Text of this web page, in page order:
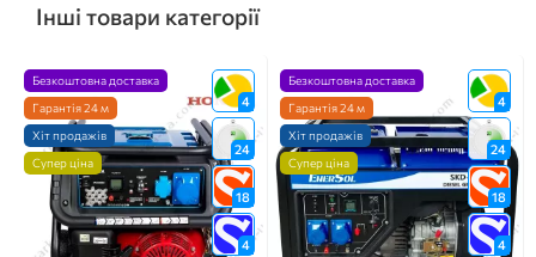
Інші товари категорії
4
24
18
4
Безкоштовна доставка
Гарантія 24 м
Хіт продажів
Супер ціна
4
24
18
4
Безкоштовна доставка
Гарантія 24 м
Хіт продажів
Супер ціна